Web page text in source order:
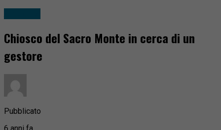
Chiosco del Sacro Monte in cerca di un
gestore
Pubblicato